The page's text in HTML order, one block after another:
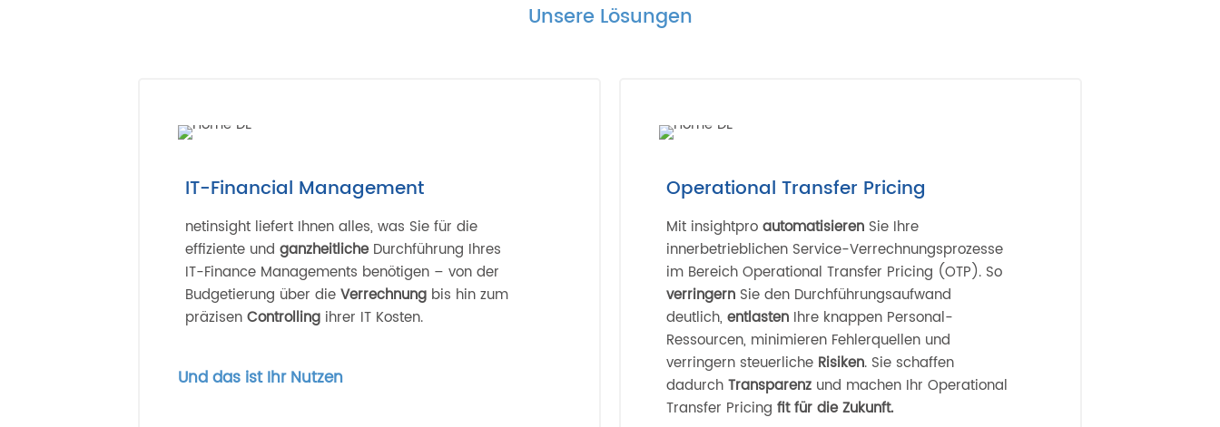
Unsere Lösungen
IT-Financial Management
netinsight liefert Ihnen alles, was Sie für die
effiziente und ganzheitlicheDurchführung Ihres
IT-Finance Managements benötigen – von der
Budgetierung über die Verrechnung bis hin zum
präzisen Controlling ihrer IT Kosten.
Und das ist Ihr Nutzen
Operational Transfer Pricing
Mit insightpro automatisieren Sie Ihre
innerbetrieblichen Service-Verrechnungsprozesse
im Bereich Operational Transfer Pricing (OTP). So
verringern Sie den Durchführungsaufwand
deutlich, entlasten Ihre knappen Personal-
Ressourcen, minimieren Fehlerquellen und
verringern steuerliche Risiken. Sie schaffen
dadurch Transparenz und machen Ihr Operational
Transfer Pricing fit für die Zukunft.